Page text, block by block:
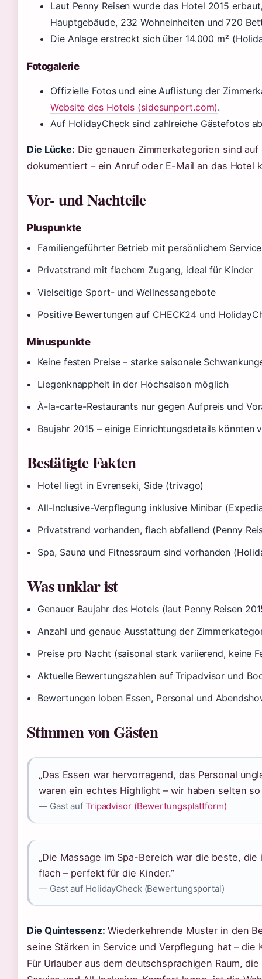
Laut Penny Reisen wurde das Hotel 2015
Hauptgebäude, 232 Wohneinheiten und 720
Die Anlage erstreckt sich über 14.000 m²
Fotogalerie
Offizielle Fotos und eine Auflistung der
Website des Hotels (sidesunport.com).
Auf HolidayCheck sind zahlreiche Gästefotos
Die Lücke: Die genauen Zimmerkategorien sind
dokumentiert – ein Anruf oder E-Mail an das Hotel
Vor- und Nachteile
Pluspunkte
Familiengeführter Betrieb mit persönlichem Service
Privatstrand mit flachem Zugang, ideal für Kinder
Vielseitige Sport- und Wellnessangebote
Positive Bewertungen auf CHECK24 und
Minuspunkte
Keine festen Preise – starke saisonale
Liegenknappheit in der Hochsaison möglich
À-la-carte-Restaurants nur gegen Aufpreis und
Baujahr 2015 – einige Einrichtungsdetails könnten
Bestätigte Fakten
Hotel liegt in Evrenseki, Side (trivago)
All-Inclusive-Verpflegung inklusive Minibar
Privatstrand vorhanden, flach abfallend (Penny
Spa, Sauna und Fitnessraum sind vorhanden
Was unklar ist
Genauer Baujahr des Hotels (laut Penny Reisen
Anzahl und genaue Ausstattung der
Preise pro Nacht (saisonal stark variierend, keine
Aktuelle Bewertungszahlen auf Tripadvisor und
Bewertungen loben Essen, Personal und
Stimmen von Gästen
„Das Essen war hervorragend, das Personal
waren ein echtes Highlight – wir haben selten so
— Gast auf Tripadvisor (Bewertungsplattform)
„Die Massage im Spa-Bereich war die beste,
flach – perfekt für die Kinder.”
— Gast auf HolidayCheck (Bewertungsportal)
Die Quintessenz: Wiederkehrende Muster in den
seine Stärken in Service und Verpflegung hat –
Für Urlauber aus dem deutschsprachigen Raum,